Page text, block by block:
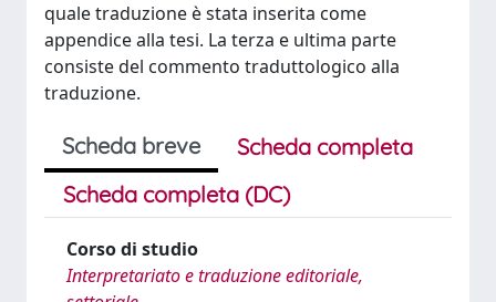
quale traduzione è stata inserita come
appendice alla tesi. La terza e ultima parte
consiste del commento traduttologico alla
traduzione.
Scheda breve
Scheda completa
Scheda completa (DC)
Corso di studio
Interpretariato e traduzione editoriale,